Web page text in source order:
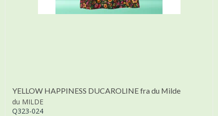
YELLOW HAPPINESS DUCAROLINE fra du Milde
du MILDE
Q323-024